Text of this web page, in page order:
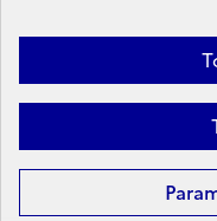
Conditions
Données personnelles et
Sauf mention contraire,